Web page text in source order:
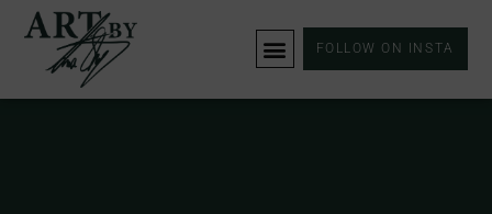
FOLLOW ON INSTA